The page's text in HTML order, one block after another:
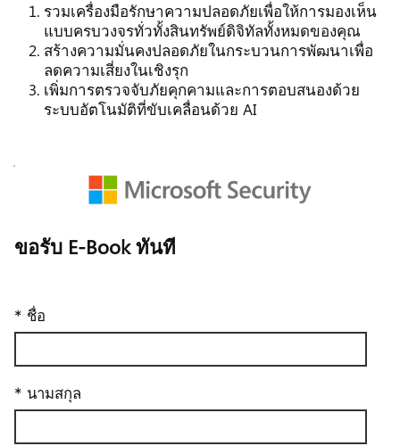
รวมเครื่องมือรักษาความปลอดภัยเพื่อให้การมองเห็น
แบบครบวงจรทั่วทั้งสินทรัพย์ดิจิทัลทั้งหมดของคุณ
สร้างความมั่นคงปลอดภัยในกระบวนการพัฒนาเพื่อ
ลดความเสี่ยงในเชิงรุก
เพิ่มการตรวจจับภัยคุกคามและการตอบสนองด้วย
ระบบอัตโนมัติที่ขับเคลื่อนด้วย AI
ขอรับ E-Book ทันที
* ชื่อ
* นามสกุล